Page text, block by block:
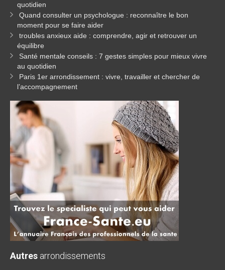
quotidien
Quand consulter un psychologue : reconnaître le bon
moment pour se faire aider
troubles anxieux aide : comprendre, agir et retrouver un
équilibre
Santé mentale conseils : 7 gestes simples pour mieux vivre
au quotidien
Paris 1er arrondissement : vivre, travailler et chercher de
l’accompagnement
Autres arrondissements